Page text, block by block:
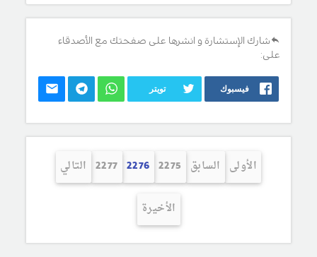
شارك الإستشارة و انشرها على صفحتك مع الأصدقاء
على:
فيسبوك تويتر
الأولى السابق 2275
2276
2277 التالي
الأخيرة